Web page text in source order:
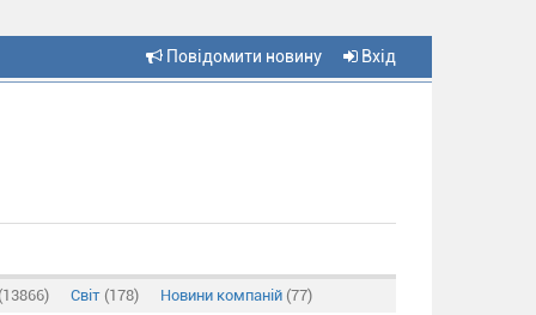
Повідомити новину Вхід
Світ (178) Новини компаній (77)